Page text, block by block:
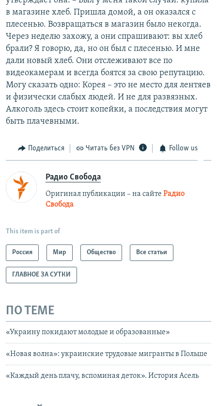
в магазине хлеб. Пришла домой, а он оказался с
плесенью. Возвращаться в магазин было некогда.
Через неделю захожу, а они спрашивают: вы хлеб
брали? Я говорю, да, но он был с плесенью. И мне
дали новый хлеб. Они отслеживают все по
видеокамерам и всегда боятся за свою репутацию.
Могу сказать одно: Корея – это не место для лентяев
и физически слабых людей. И не для развязных.
Алкоголь здесь стоит копейки, а последствия могут
быть плачевными.
Поделиться Читать без VPN Follow us
Радио Свобода
Оригинал публикации – на сайте Радио
Свобода
This item is part of
Россия Мир Общество Все статьи
ГЛАВНОЕ ЗА СУТКИ
ПО ТЕМЕ
«Украину покидают молодые и образованные»
«Новая волна»: украинские трудовые мигранты в Польше
«Каждый день плачу, вспоминая деток». История Асель